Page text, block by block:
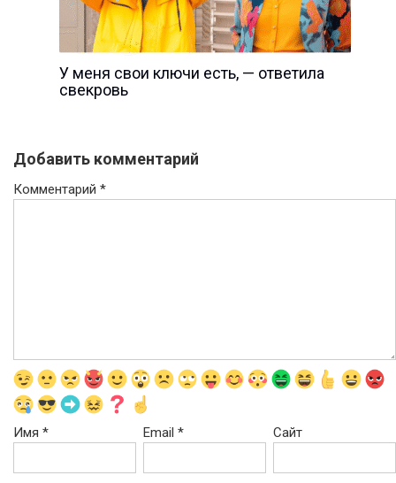
У меня свои ключи есть, — ответила
свекровь
Добавить комментарий
Комментарий *
Имя * Email* Сайт